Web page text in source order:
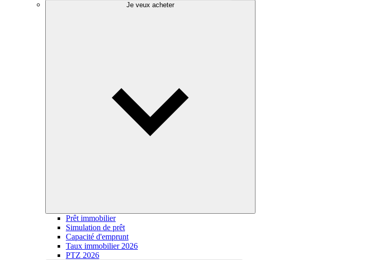
Je veux acheter
Prêt immobilier
Simulation de prêt
Capacité d'emprunt
Taux immobilier 2026
PTZ 2026